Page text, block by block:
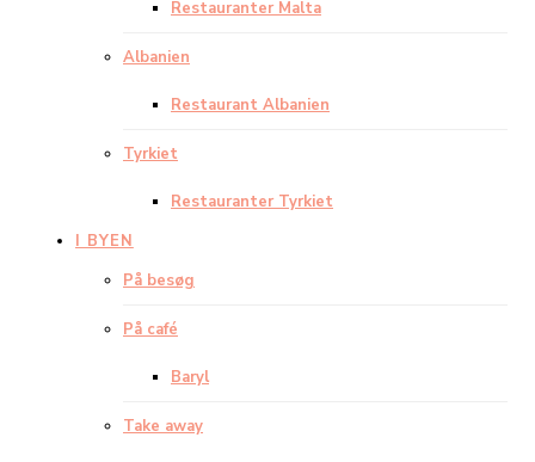
Restauranter Malta
Albanien
Restaurant Albanien
Tyrkiet
Restauranter Tyrkiet
I BYEN
På besøg
På café
Baryl
Take away